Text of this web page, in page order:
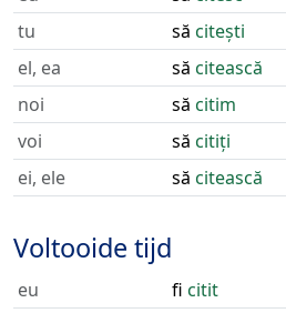
tu
să citești
el, ea
să citească
noi
să citim
voi
să citiți
ei, ele
să citească
Voltooide tijd
eu fi citit